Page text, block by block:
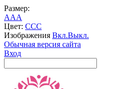
Размер:
AAA
Цвет: CCC
Изображения Вкл.Выкл.
Обычная версия сайта
Вход